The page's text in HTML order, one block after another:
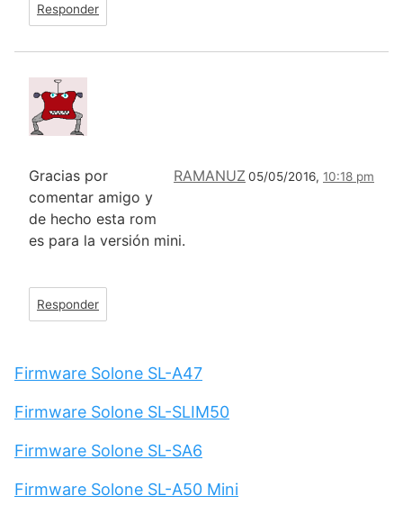
Responder
RAMANUZ 05/05/2016, 10:18 pm
Gracias por
comentar amigo y
de hecho esta rom
es para la versión mini.
Responder
Firmware Solone SL-A47
Firmware Solone SL-SLIM50
Firmware Solone SL-SA6
Firmware Solone SL-A50 Mini